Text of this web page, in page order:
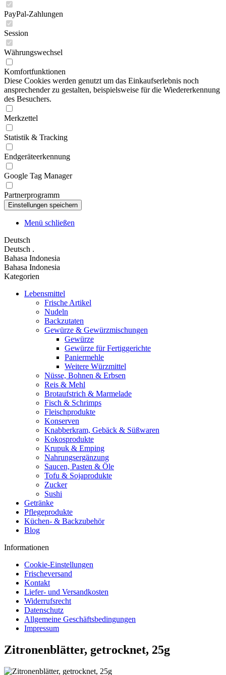
PayPal-Zahlungen
Session
Währungswechsel
Komfortfunktionen
Diese Cookies werden genutzt um das Einkaufserlebnis noch
ansprechender zu gestalten, beispielsweise für die Wiedererkennung
des Besuchers.
Merkzettel
Statistik & Tracking
Endgeräteerkennung
Google Tag Manager
Partnerprogramm
Menü schließen
Deutsch
Deutsch .
Bahasa Indonesia
Bahasa Indonesia
Kategorien
Lebensmittel
Frische Artikel
Nudeln
Backzutaten
Gewürze & Gewürzmischungen
Gewürze
Gewürze für Fertiggerichte
Paniermehle
Weitere Würzmittel
Nüsse, Bohnen & Erbsen
Reis & Mehl
Brotaufstrich & Marmelade
Fisch & Schrimps
Fleischprodukte
Konserven
Knabberkram, Gebäck & Süßwaren
Kokosprodukte
Krupuk & Emping
Nahrungsergänzung
Saucen, Pasten & Öle
Tofu & Sojaprodukte
Zucker
Sushi
Getränke
Pflegeprodukte
Küchen- & Backzubehör
Blog
Informationen
Cookie-Einstellungen
Frischeversand
Kontakt
Liefer- und Versandkosten
Widerrufsrecht
Datenschutz
Allgemeine Geschäftsbedingungen
Impressum
Zitronenblätter, getrocknet, 25g